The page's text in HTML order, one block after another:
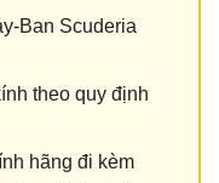
Ban Scuderia
theo quy định
hãng đi kèm